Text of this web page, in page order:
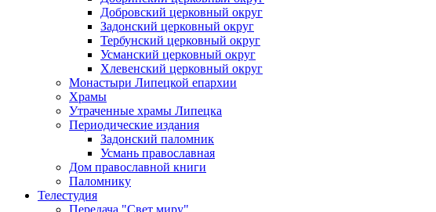
Добровский церковный округ
Задонский церковный округ
Тербунский церковный округ
Усманский церковный округ
Хлевенский церковный округ
Монастыри Липецкой епархии
Храмы
Утраченные храмы Липецка
Периодические издания
Задонский паломник
Усмань православная
Дом православной книги
Паломнику
Телестудия
Передача "Свет миру"